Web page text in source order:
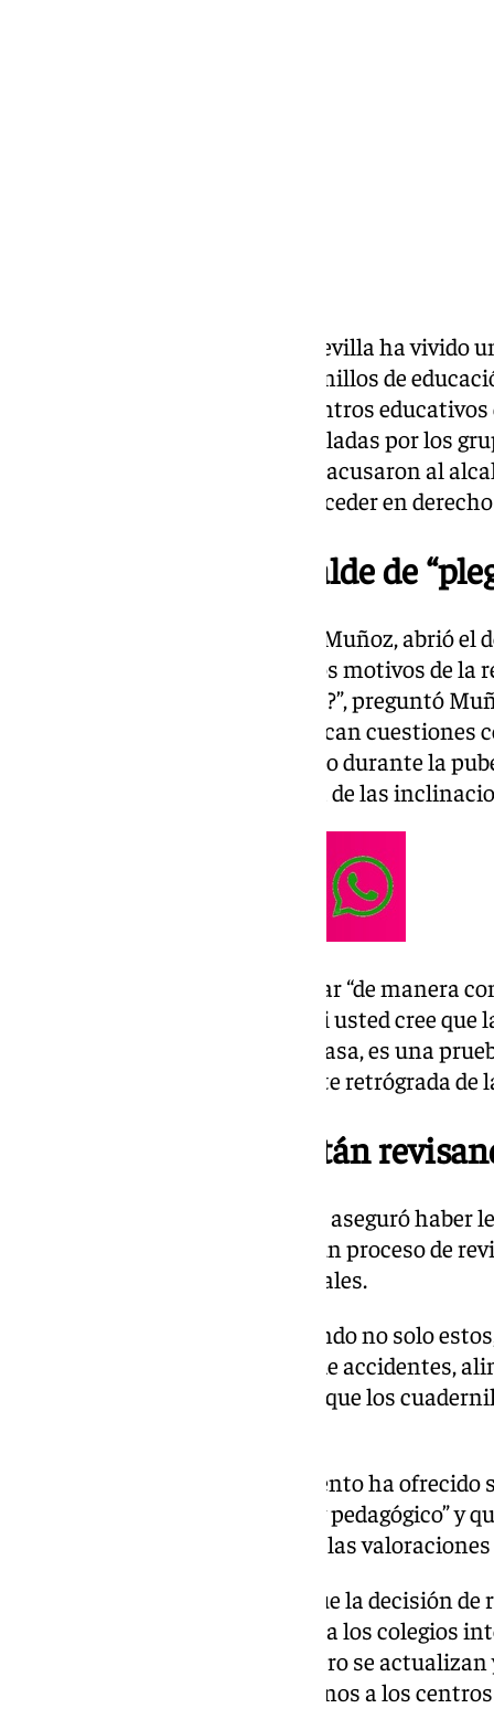
El Pleno del Ayuntamiento de Sevilla ha vivido
retirada temporal de los cuadernillos de
Consistorio distribuía en los centros
surgió tras las preguntas formuladas por los
Podemos–Izquierda Unida, que acusaron al
las exigencias de Vox y de “retroceder en
El PSOE acusa al alcalde de
El portavoz socialista, Antonio Muñoz, abrió el
directamente al alcalde sobre los motivos de la
leído alguno de estos cuadernos?”, preguntó
contenidos “simplemente explican cuestiones
genitales, los cambios del cuerpo durante la
respetarnos con independencia de las
Muñoz acusó al alcalde de actuar “de manera
a sus postulados ideológicos. “Si usted cree
menores debe hacerse solo en casa, es una
atrás y sin freno por la pendiente retrógrada de
Los materiales “se están
En su respuesta, José Luis Sanz aseguró
que su retirada se enmarca en un proceso de
materiales educativos municipales.
“Se están revisando y actualizando no solo
higiene, bienestar, prevención de accidentes,
indicó el alcalde, quien subrayó que los
Sanz defendió que el Ayuntamiento ha
máximo respeto institucional y pedagógico” y
realizando “teniendo en cuenta las
El portavoz socialista replicó que la decisión
actualizarlos” deja sin recursos a los colegios
afectivo-sexual. “Ustedes primero se
lo contrario. Han dejado huérfanos a los